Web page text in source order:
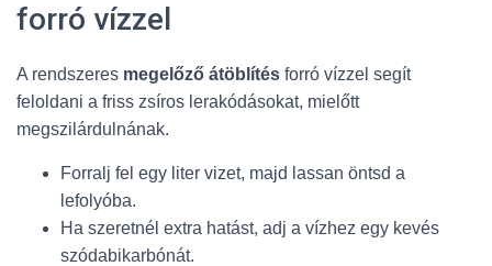
forró vízzel
A rendszeres megelőző átöblítés forró vízzel segít
feloldani a friss zsíros lerakódásokat, mielőtt
megszilárdulnának.
Forralj fel egy liter vizet, majd lassan öntsd a
lefolyóba.
Ha szeretnél extra hatást, adj a vízhez egy kevés
szódabikarbónát.